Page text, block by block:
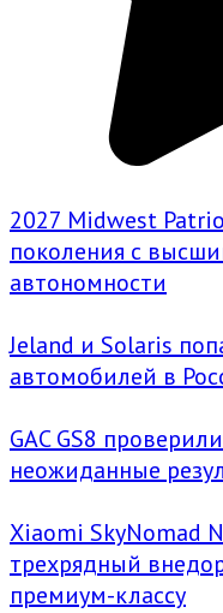
2027 Midwest
поколения с
автономности
Jeland и Solaris
автомобилей в
GAC GS8
неожиданные
Xiaomi SkyNomad
трехрядный
премиум-классу